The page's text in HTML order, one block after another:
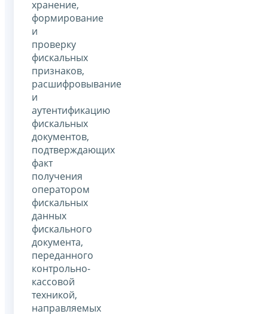
хранение,
формирование
и
проверку
фискальных
признаков,
расшифровывание
и
аутентификацию
фискальных
документов,
подтверждающих
факт
получения
оператором
фискальных
данных
фискального
документа,
переданного
контрольно-
кассовой
техникой,
направляемых